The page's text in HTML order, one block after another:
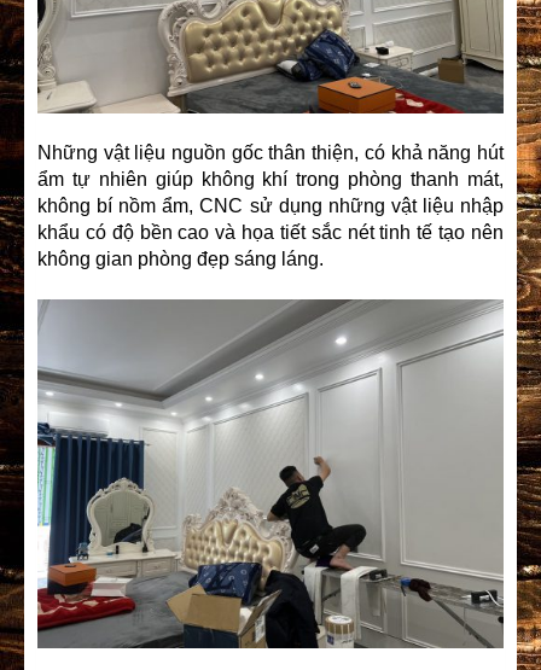
Những vật liệu nguồn gốc thân thiện, có khả năng hút
ẩm tự nhiên giúp không khí trong phòng thanh mát,
không bí nồm ẩm, CNC sử dụng những vật liệu nhập
khẩu có độ bền cao và họa tiết sắc nét tinh tế tạo nên
không gian phòng đẹp sáng láng.